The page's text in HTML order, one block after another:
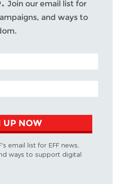
Join our email list for
and ways to
UP NOW
email list for EFF news,
ways to support digital